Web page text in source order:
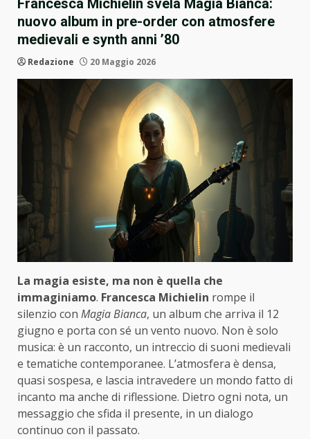
Francesca Michielin svela Magia Bianca:
nuovo album in pre-order con atmosfere
medievali e synth anni ’80
Redazione 20 Maggio 2026
La magia esiste, ma non è quella che
immaginiamo. Francesca Michielin rompe il
silenzio con Magia Bianca, un album che arriva il 12
giugno e porta con sé un vento nuovo. Non è solo
musica: è un racconto, un intreccio di suoni medievali
e tematiche contemporanee. L’atmosfera è densa,
quasi sospesa, e lascia intravedere un mondo fatto di
incanto ma anche di riflessione. Dietro ogni nota, un
messaggio che sfida il presente, in un dialogo
continuo con il passato.